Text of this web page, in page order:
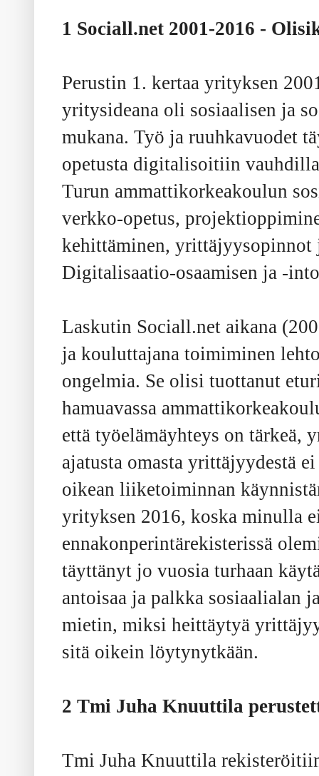
1 Sociall.net 2001-2016 -
Perustin 1. kertaa yrityksen
yritysideana oli sosiaalisen ja
mukana. Työ ja ruuhkavuodet
opetusta digitalisoitiin
Turun ammattikorkeakoulun
verkko-opetus,
kehittäminen,
Digitalisaatio-osaamisen ja -
Laskutin Sociall.net aikana
ja kouluttajana toimiminen
ongelmia. Se olisi tuottanut
hamuavassa
että työelämäyhteys on tärkeä,
ajatusta omasta yrittäjyydestä
oikean liiketoiminnan
yrityksen 2016, koska minulla
ennakonperintärekisterissä
täyttänyt jo vuosia turhaan
antoisaa ja palkka sosiaalialan
mietin, miksi heittäytyä
sitä oikein löytynytkään.
2 Tmi Juha Knuuttila
Tmi Juha Knuuttila